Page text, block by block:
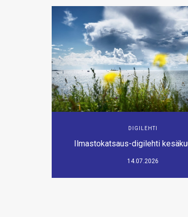
DIGILEHTI
Ilmastokatsaus-digilehti
14.07.2026